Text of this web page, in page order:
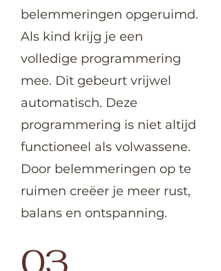
belemmeringen opgeruimd.
Als kind krijg je een
volledige programmering
mee. Dit gebeurt vrijwel
automatisch. Deze
programmering is niet altijd
functioneel als volwassene.
Door belemmeringen op te
ruimen creëer je meer rust,
balans en ontspanning.